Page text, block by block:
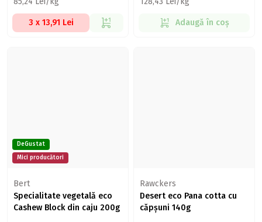
3 x 13,91 Lei Adaugă în coș
DeGustat
Mici producători
Bert
Specialitate vegetală eco
Cashew Block din caju 200g
Rawckers
Desert eco Pana cotta cu
căpșuni 140g